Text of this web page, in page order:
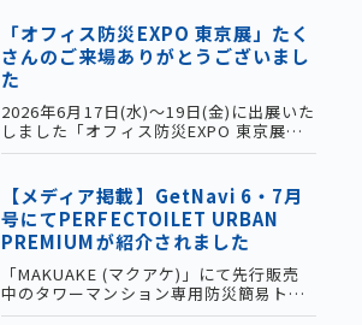
ました。今後も様々な展示会に出展しま
すので、何卒よろしくお願い申し上げま
す。【今回出展した商品】ジップルパッ
ク衣類圧縮パック（旅行用手押し圧縮
袋）防水ケースクリアサコッシュパーフ
ェクトイレポータブルワンハンド密封携
帯トイレ
「オフィス防災EXPO 東京展」たく
さんのご来場ありがとうございまし
た
2026年6月17日(水)～19日(金)に出展いた
しました「オフィス防災EXPO 東京展」
ですが、お陰様で無事に終えることがで
場いただき、誠にありがとうございまし
た。前回の名古屋展に引き続き、各企業
様の生の声をお聞きし、たくさん勉強さ
せていただきました。ご来場いただきま
した方々には改めて御礼申し上げます。
今後も展示会に出展しますので、何卒よ
ろしくお願い申し上げま
【メディア掲載】GetNavi 6・7月
号にてPERFECTOILET URBAN
PREMIUMが紹介されました
「MAKUAKE (マクアケ)」にて先行販売
中のタワーマンション専用防災簡易トイ
レ「PERFECTOILET URBAN PREMIUM